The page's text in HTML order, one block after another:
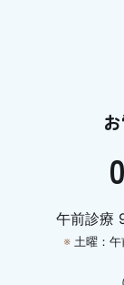
午前診療
※土曜：午